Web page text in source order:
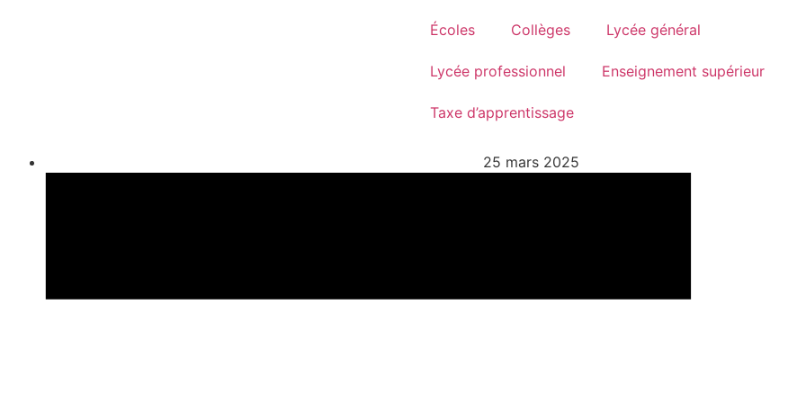
Écoles Collèges Lycée général
Lycée professionnel Enseignement supérieur
Taxe d’apprentissage
25 mars 2025